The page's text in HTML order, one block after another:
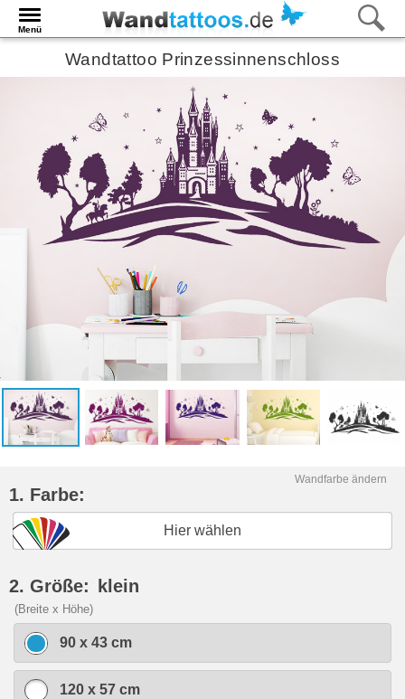
Menü
Wandtattoo Prinzessinnenschloss
Wandfarbe ändern
1. Farbe:
Hier wählen
2. Größe: klein
(Breite x Höhe)
90 x 43 cm
120 x 57 cm